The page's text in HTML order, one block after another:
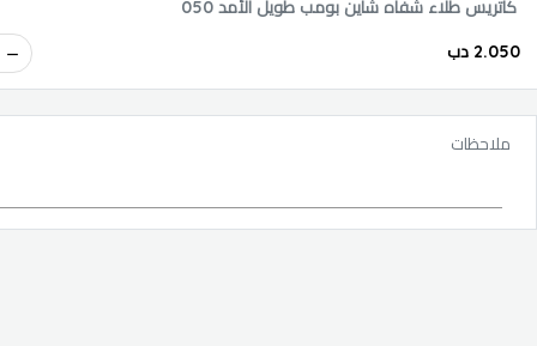
كاتريس طلاء شفاه شاين بومب طويل الأمد 050
2.050 دب
ملاحظات